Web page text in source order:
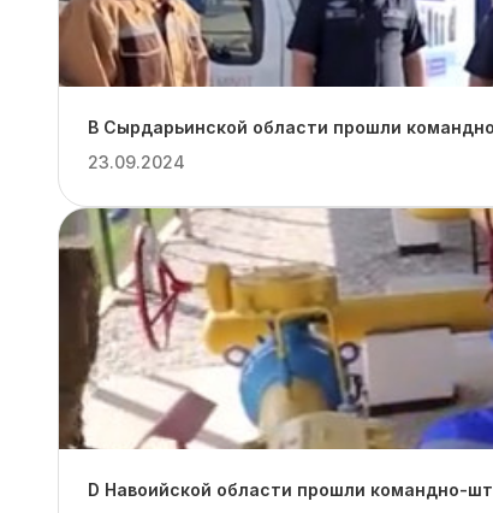
В Сырдарьинской области прошли
23.09.2024
D Навоийской области прошли командно-